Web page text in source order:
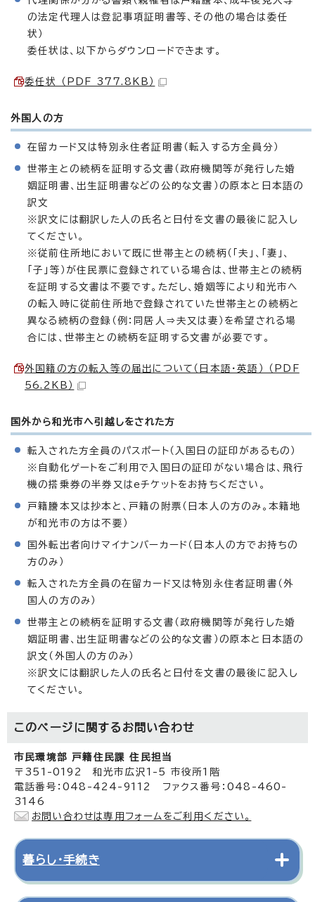
の法定代理人は登記事項証明書等、その他の場合は委任
状）
委任状は、以下からダウンロードできます。
委任状 （PDF 377.8KB）
外国人の方
在留カード又は特別永住者証明書（転入する方全員分）
世帯主との続柄を証明する文書（政府機関等が発行した婚
姻証明書、出生証明書などの公的な文書）の原本と日本語の
訳文
※訳文には翻訳した人の氏名と日付を文書の最後に記入し
てください。
※従前住所地において既に世帯主との続柄（「夫」、「妻」、
「子」等）が住民票に登録されている場合は、世帯主との続柄
を証明する文書は不要です。ただし、婚姻等により和光市へ
の転入時に従前住所地で登録されていた世帯主との続柄と
異なる続柄の登録（例：同居人⇒夫又は妻）を希望される場
合には、世帯主との続柄を証明する文書が必要です。
外国籍の方の転入等の届出について（日本語・英語） （PDF
56.2KB）
国外から和光市へ引越しをされた方
転入された方全員のパスポート（入国日の証印があるもの）
※自動化ゲートをご利用で入国日の証印がない場合は、飛行
機の搭乗券の半券又はeチケットをお持ちください。
戸籍謄本又は抄本と、戸籍の附票（日本人の方のみ。本籍地
が和光市の方は不要）
国外転出者向けマイナンバーカード（日本人の方でお持ちの
方のみ）
転入された方全員の在留カード又は特別永住者証明書（外
国人の方のみ）
世帯主との続柄を証明する文書（政府機関等が発行した婚
姻証明書、出生証明書などの公的な文書）の原本と日本語の
訳文（外国人の方のみ）
※訳文には翻訳した人の氏名と日付を文書の最後に記入し
てください。
このページに関する お問い合わせ
市民環境部 戸籍住民課 住民担当
〒351-0192 和光市広沢1-5 市役所1階
電話番号：048-424-9112 ファクス番号：048-460-
3146
お問い合わせは専用フォームをご利用ください。
暮らし・手続き